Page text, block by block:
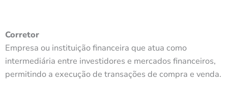
Corretor
Empresa ou instituição financeira que atua como
intermediária entre investidores e mercados financeiros,
permitindo a execução de transações de compra e venda.